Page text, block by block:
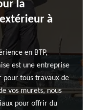
la
à
en BTP,
est une entreprise
tous travaux de
vos murets, nous
pour offrir du